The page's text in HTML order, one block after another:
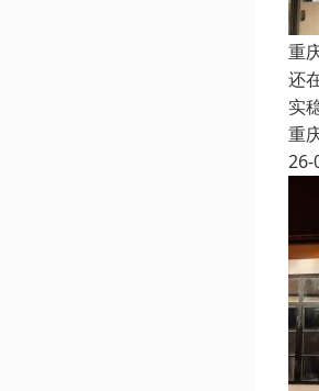
重
还
实
重
26-